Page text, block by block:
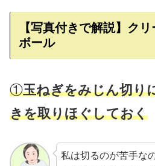
【写真付きで解説】ク
ボール
①玉ねぎをみじん切り
きを取りほぐしておく
私は切るのが苦手な